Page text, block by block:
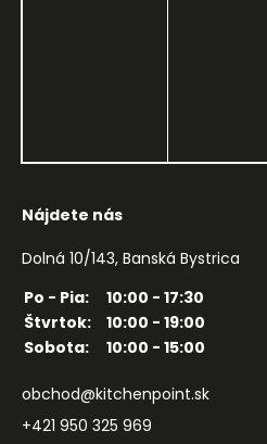
Nájdete nás
Dolná 10/143, Banská Bystrica
Po - Pia:
10:00 - 17:30
Štvrtok:
10:00 - 19:00
Sobota:
10:00 - 15:00
obchod@kitchenpoint.sk
+421 950 325 969